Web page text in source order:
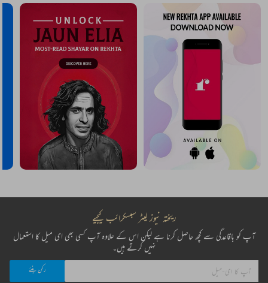
ریختہ نیوز لیٹر سبسکرائب کیجیے
آپ کو باقاعدگی سے کچھ حاصل کرنا ہے لیکن اس کے علاوہ آپ کسی بھی ای میل کا استعمال
نہیں کرتے ہیں۔